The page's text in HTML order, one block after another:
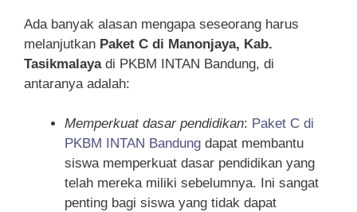
Ada banyak alasan mengapa seseorang harus
melanjutkan Paket C di Manonjaya, Kab.
Tasikmalayadi PKBM INTAN Bandung, di
antaranya adalah:
Memperkuat dasar pendidikan: Paket C di
PKBM INTAN Bandung dapat membantu
siswa memperkuat dasar pendidikan yang
telah mereka miliki sebelumnya. Ini sangat
penting bagi siswa yang tidak dapat